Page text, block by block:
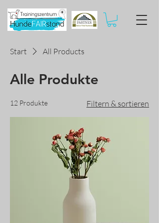
Start All Products
Alle Produkte
12 Produkte Filtern & sortieren